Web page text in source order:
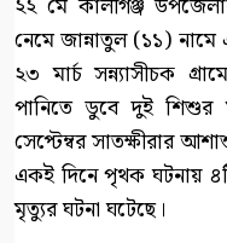
নেমে জান্নাতুল (১১)
২৩ মার্চ সন্ন্যাসীচক
পানিতে ডুবে দুই
সেপ্টেম্বর সাতক্ষীরার
একই দিনে পৃথক ঘটনায়
মৃত্যুর ঘটনা ঘটেছে।